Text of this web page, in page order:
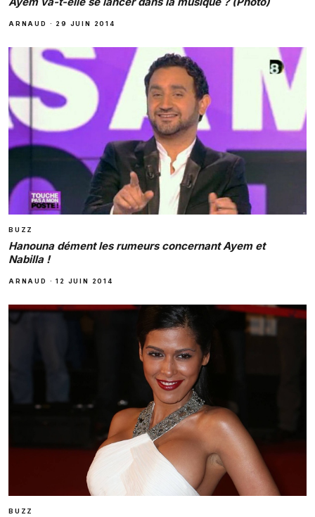
ARNAUD · 29 JUIN 2014
BUZZ
Hanouna dément les rumeurs concernant Ayem et
Nabilla !
ARNAUD ·12 JUIN 2014
BUZZ